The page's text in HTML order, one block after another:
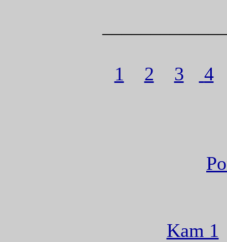
1 2 3 4
Kam 1